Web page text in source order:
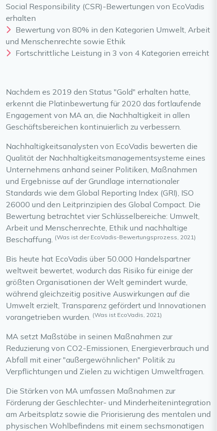
Social Responsibility (CSR)-Bewertungen von EcoVadis
erhalten
Bewertung von 80% in den Kategorien Umwelt, Arbeit
und Menschenrechte sowie Ethik
Fortschrittliche Leistung in 3 von 4 Kategorien erreicht
Nachdem es 2019 den Status "Gold" erhalten hatte,
erkennt die Platinbewertung für 2020 das fortlaufende
Engagement von MA an, die Nachhaltigkeit in allen
Geschäftsbereichen kontinuierlich zu verbessern.
Nachhaltigkeitsanalysten von EcoVadis bewerten die
Qualität der Nachhaltigkeitsmanagementsysteme eines
Unternehmens anhand seiner Politiken, Maßnahmen
und Ergebnisse auf der Grundlage internationaler
Standards wie dem Global Reporting Index (GRI), ISO
26000 und den Leitprinzipien des Global Compact. Die
Bewertung betrachtet vier Schlüsselbereiche: Umwelt,
Arbeit und Menschenrechte, Ethik und nachhaltige
Beschaffung. (Was ist der EcoVadis-Bewertungsprozess, 2021)
Bis heute hat EcoVadis über 50.000 Handelspartner
weltweit bewertet, wodurch das Risiko für einige der
größten Organisationen der Welt gemindert wurde,
während gleichzeitig positive Auswirkungen auf die
Umwelt erzielt, Transparenz gefördert und Innovationen
vorangetrieben wurden. (Was ist EcoVadis, 2021)
MA setzt Maßstäbe in seinen Maßnahmen zur
Reduzierung von CO2-Emissionen, Energieverbrauch und
Abfall mit einer "außergewöhnlichen" Politik zu
Verpflichtungen und Zielen zu wichtigen Umweltfragen.
Die Stärken von MA umfassen Maßnahmen zur
Förderung der Geschlechter- und Minderheitenintegration
am Arbeitsplatz sowie die Priorisierung des mentalen und
physischen Wohlbefindens mit einem sechsmonatigen